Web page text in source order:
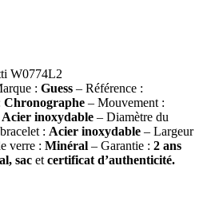
W0774L2
: Guess – Référence :
Chronographe – Mouvement :
Acier inoxydable – Diamètre du
: Acier inoxydable – Largeur
verre : Minéral – Garantie : 2 ans
sac et certificat d’authenticité.